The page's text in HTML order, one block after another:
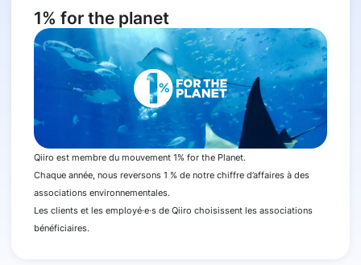
1% for the planet
Qiiro est membre du mouvement 1% for the Planet.
Chaque année, nous reversons 1 % de notre chiffre d’affaires à des
associations environnementales.
Les clients et les employé·e·s de Qiiro choisissent les associations
bénéficiaires.